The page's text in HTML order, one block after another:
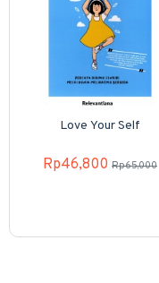
Love Your Self
Rp46,800 Rp65,000